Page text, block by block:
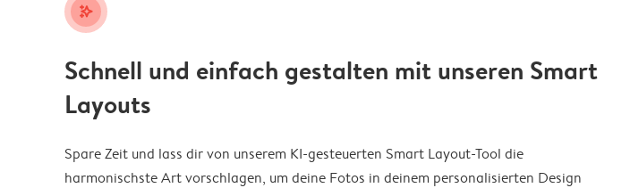
stars_plus
Schnell und einfach gestalten mit unseren Smart
Layouts
Spare Zeit und lass dir von unserem KI-gesteuerten Smart Layout-Tool die
harmonischste Art vorschlagen, um deine Fotos in deinem personalisierten Design